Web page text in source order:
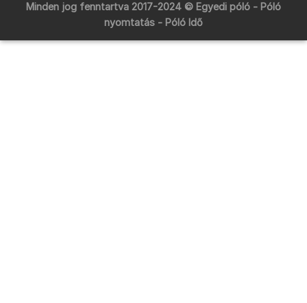
Minden jog fenntartva 2017-2024 © Egyedi póló - Póló
nyomtatás - Póló Idő